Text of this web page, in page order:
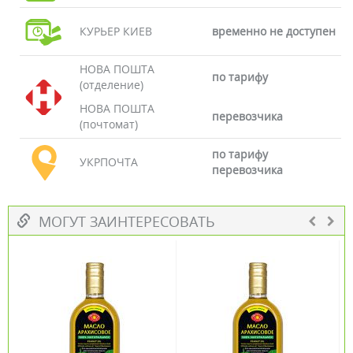
КУРЬЕР КИЕВ временно не доступен
НОВА ПОШТА
(отделение)
по тарифу
НОВА ПОШТА
(почтомат)
перевозчика
УКРПОЧТА
по тарифу
перевозчика
МОГУТ ЗАИНТЕРЕСОВАТЬ